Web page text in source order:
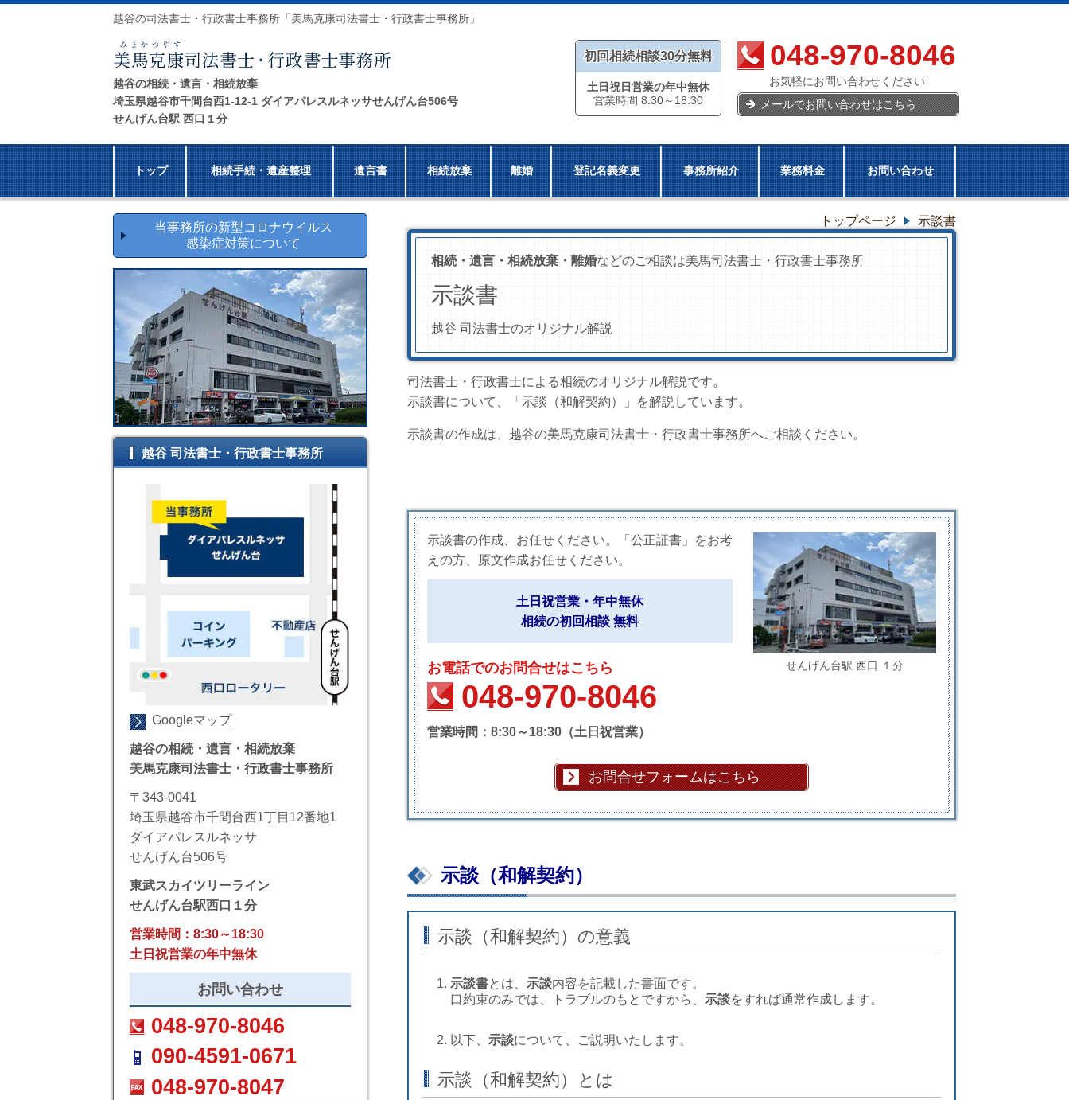
越谷の司法書士・行政書士事務所「美馬克康司法書士・行政書士事務所」
越谷の相続・遺言・相続放棄
埼玉県越谷市千間台西1-12-1 ダイアパレスルネッサせんげん台506号
せんげん台駅 西口１分
初回相続相談30分無料
土日祝日営業の年中無休
営業時間 8:30～18:30
048-970-8046
お気軽にお問い合わせください
メールでお問い合わせはこちら
トップ 相続手続・遺産整理 遺言書 相続放棄 離婚 登記名義変更 事務所紹介 業務料金 お問い合わせ
トップページ 示談書
相続・遺言・相続放棄・離婚などのご相談は美馬司法書士・行政書士事務所
示談書
越谷 司法書士のオリジナル解説
司法書士・行政書士による相続のオリジナル解説です。
示談書について、「示談（和解契約）」を解説しています。
示談書の作成は、越谷の美馬克康司法書士・行政書士事務所へご相談ください。
せんげん台駅 西口 １分
示談書の作成、お任せください。「公正証書」をお考
えの方、原文作成お任せください。
土日祝営業・年中無休
相続の初回相談 無料
お電話でのお問合せはこちら
048-970-8046
営業時間：8:30～18:30（土日祝営業）
お問合せフォームはこちら
示談（和解契約）
示談（和解契約）の意義
示談書とは、示談内容を記載した書面です。
口約束のみでは、トラブルのもとですから、示談をすれば通常作成します。
以下、示談について、ご説明いたします。
示談（和解契約）とは
当事務所の新型コロナウイルス
感染症対策について
越谷 司法書士・行政書士事務所
Googleマップ
越谷の相続・遺言・相続放棄
美馬克康司法書士・行政書士事務所
〒343-0041
埼玉県越谷市千間台西1丁目12番地1
ダイアパレスルネッサ
せんげん台506号
東武スカイツリーライン
せんげん台駅西口１分
営業時間：8:30～18:30
土日祝営業の年中無休
お問い合わせ
048-970-8046
090-4591-0671
048-970-8047